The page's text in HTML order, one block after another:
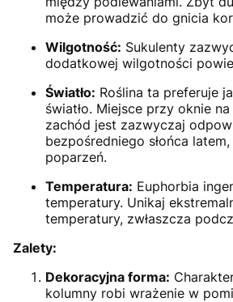
może prowadzić do gnicia
Wilgotność: Sukulenty
dodatkowej wilgotności
Światło: Roślina ta preferuje
światło. Miejsce przy oknie
zachód jest zazwyczaj
bezpośredniego słońca
poparzeń.
Temperatura: Euphorbia
temperatury. Unikaj
temperatury, zwłaszcza
Zalety:
Dekoracyjna forma:
kolumny robi wrażenie w